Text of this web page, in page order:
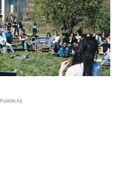
Pubblicità